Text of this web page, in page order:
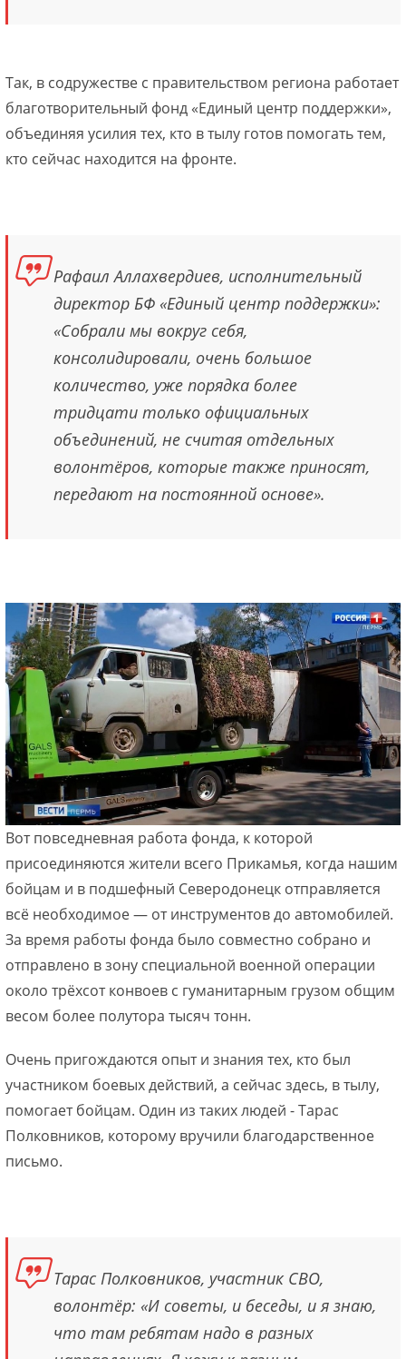
Так, в содружестве с правительством региона работает
благотворительный фонд «Единый центр поддержки»,
объединяя усилия тех, кто в тылу готов помогать тем,
кто сейчас находится на фронте.
Рафаил Аллахвердиев, исполнительный
директор БФ «Единый центр поддержки»:
«Собрали мы вокруг себя,
консолидировали, очень большое
количество, уже порядка более
тридцати только официальных
объединений, не считая отдельных
волонтёров, которые также приносят,
передают на постоянной основе».
Вот повседневная работа фонда, к которой
присоединяются жители всего Прикамья, когда нашим
бойцам и в подшефный Северодонецк отправляется
всё необходимое — от инструментов до автомобилей.
За время работы фонда было совместно собрано и
отправлено в зону специальной военной операции
около трёхсот конвоев с гуманитарным грузом общим
весом более полутора тысяч тонн.
Очень пригождаются опыт и знания тех, кто был
участником боевых действий, а сейчас здесь, в тылу,
помогает бойцам. Один из таких людей - Тарас
Полковников, которому вручили благодарственное
письмо.
Тарас Полковников, участник СВО,
волонтёр: «И советы, и беседы, и я знаю,
что там ребятам надо в разных